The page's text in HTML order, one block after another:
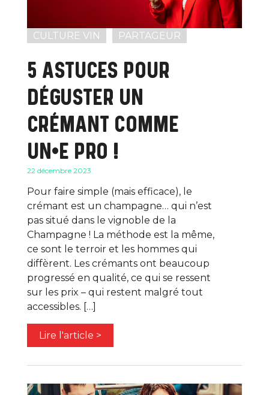
CULTURE VIN PARTAGEUR
5 ASTUCES POUR
DÉGUSTER UN
CRÉMANT COMME
UN•E PRO !
22 décembre 2023
Pour faire simple (mais efficace), le
crémant est un champagne… qui n’est
pas situé dans le vignoble de la
Champagne ! La méthode est la même,
ce sont le terroir et les hommes qui
diffèrent. Les crémants ont beaucoup
progressé en qualité, ce qui se ressent
sur les prix – qui restent malgré tout
accessibles. […]
Lire l'article >